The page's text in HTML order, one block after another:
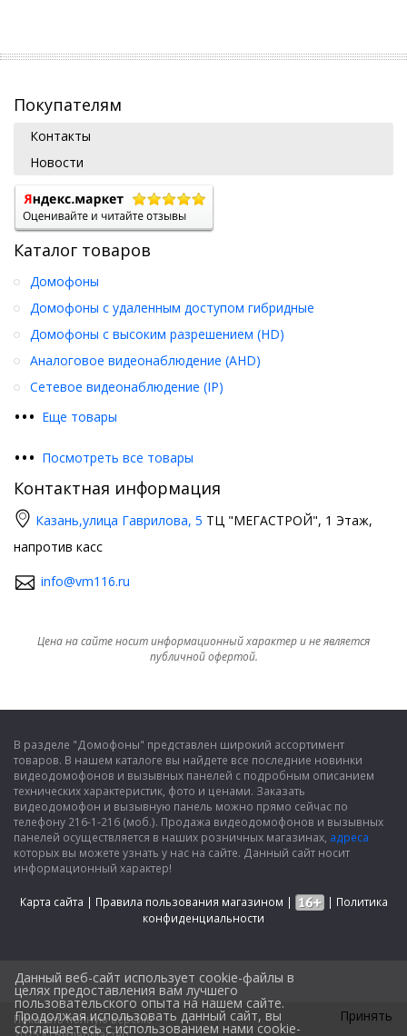
Покупателям
Контакты
Новости
Каталог товаров
••• Еще товары
Домофоны
Домофоны с удаленным доступом гибридные
Домофоны с высоким разрешением (HD)
Аналоговое видеонаблюдение (AHD)
Сетевое видеонаблюдение (IP)
••• Посмотреть все товары
Контактная информация
Казань,улица Гаврилова, 5 ТЦ "МЕГАСТРОЙ", 1 Этаж,
напротив касс
info@vm116.ru
Цена на сайте носит информационный характер и не является
публичной офертой.
В разделе "Домофоны" представлен широкий ассортимент
товаров. В нашем каталоге вы найдете все последние новинки
видеодомофонов и вызывных панелей с подробным описанием
технических характеристик, фото и ценами. Заказать
видеодомофон и вызывную панель можно прямо сейчас по
телефону 216-1-216 (моб.). Продажа видеодомофонов и вызывных
панелей осуществляется в наших розничных магазинах, адреса
которых вы можете узнать у нас на сайте. Данный сайт носит
информационный характер!
Карта сайта | Правила пользования магазином | | Политика
конфиденциальности
Показать полную версию
Design by
Данный веб-сайт использует cookie-файлы в
целях предоставления вам лучшего
пользовательского опыта на нашем сайте.
Продолжая использовать данный сайт, вы
соглашаетесь с использованием нами cookie-
Принять